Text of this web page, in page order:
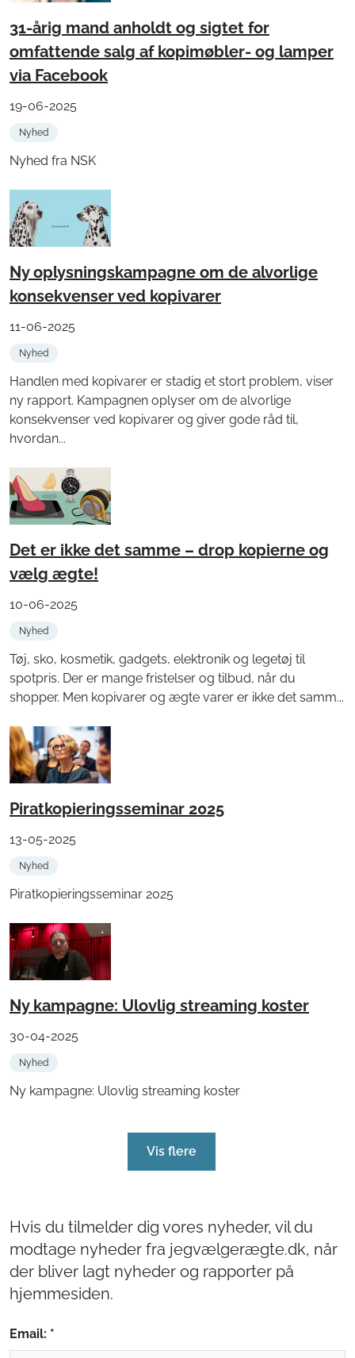
31-årig mand anholdt og sigtet for
omfattende salg af kopimøbler- og lamper
via Facebook
19-06-2025
Nyhed
Nyhed fra NSK
Ny oplysningskampagne om de alvorlige
konsekvenser ved kopivarer
11-06-2025
Nyhed
Handlen med kopivarer er stadig et stort problem, viser
ny rapport. Kampagnen oplyser om de alvorlige
konsekvenser ved kopivarer og giver gode råd til,
hvordan...
Det er ikke det samme – drop kopierne og
vælg ægte!
10-06-2025
Nyhed
Tøj, sko, kosmetik, gadgets, elektronik og legetøj til
spotpris. Der er mange fristelser og tilbud, når du
shopper. Men kopivarer og ægte varer er ikke det samm...
Piratkopieringsseminar 2025
13-05-2025
Nyhed
Piratkopieringsseminar 2025
Ny kampagne: Ulovlig streaming koster
30-04-2025
Nyhed
Ny kampagne: Ulovlig streaming koster
Vis flere
Hvis du tilmelder dig vores nyheder, vil du
modtage nyheder fra jegvælgerægte.dk, når
der bliver lagt nyheder og rapporter på
hjemmesiden.
Email: *